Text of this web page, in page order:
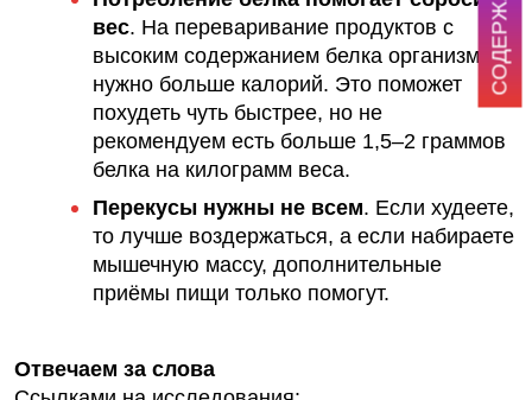
вес. На переваривание продуктов с
высоким содержанием белка организму
нужно больше калорий. Это поможет
похудеть чуть быстрее, но не
рекомендуем есть больше 1,5–2 граммов
белка на килограмм веса.
Перекусы нужны не всем. Если худеете,
то лучше воздержаться, а если набираете
мышечную массу, дополнительные
приёмы пищи только помогут.
Отвечаем за слова